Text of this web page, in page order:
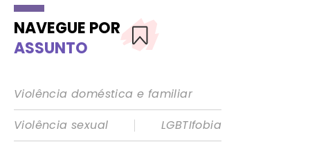
NAVEGUE POR
ASSUNTO
Violência doméstica e familiar
Violência sexual
|
LGBTIfobia